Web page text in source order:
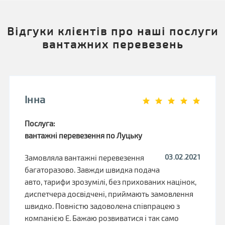
Відгуки клієнтів про наші послуги
вантажних перевезень
Інна
Послуга:
вантажні перевезення по Луцьку
03.02.2021
Замовляла вантажні перевезення
багаторазово. Завжди швидка подача
авто, тарифи зрозумілі, без прихованих націнок,
диспетчера досвідчені, приймають замовлення
швидко. Повністю задоволена співпрацею з
компанією Е. Бажаю розвиватися і так само